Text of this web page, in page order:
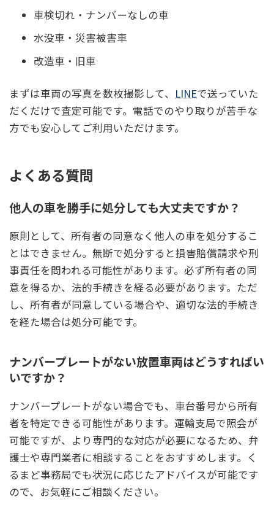
車検切れ・ナンバーなしの車
水没車・災害被害車
改造車・旧車
まずは車両の写真を数枚撮影して、 LINEで送っていた
だくだけで査定可能です。電話でのやり取りが苦手な
方でも安心してご利用いただけます。
よくある質問
他人の車を勝手に処分しても大丈夫ですか？
原則として、所有者の同意なく他人の車を処分するこ
とはできません。無断で処分すると損害賠償請求や刑
事責任を問われる可能性があります。必ず所有者の同
意を得るか、法的手続きを経る必要があります。ただ
し、所有者が同意している場合や、適切な法的手続き
を経た場合は処分可能です。
ナンバープレートがない放置車両はどうすればい
いですか？
ナンバープレートがない場合でも、車台番号から所有
者を特定できる可能性があります。運輸支局で照会が
可能ですが、より専門的な対応が必要になるため、弁
護士や専門業者に相談することをおすすめします。く
るまど事務局でも状況に応じたアドバイスが可能です
ので、お気軽にご相談ください。